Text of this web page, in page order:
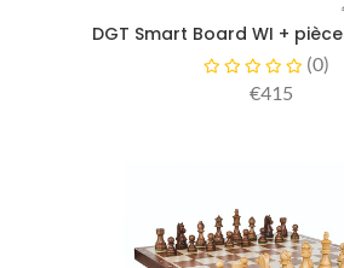
DGT Smart Board WI +
(0)
€415